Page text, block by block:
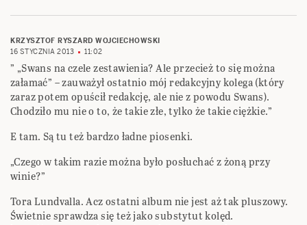
KRZYSZTOF RYSZARD WOJCIECHOWSKI
16 STYCZNIA 2013
11:02
” „Swans na czele zestawienia? Ale przecież to się można
załamać” – zauważył ostatnio mój redakcyjny kolega (który
zaraz potem opuścił redakcję, ale nie z powodu Swans).
Chodziło mu nie o to, że takie złe, tylko że takie ciężkie.”
E tam. Są tu też bardzo ładne piosenki.
„Czego w takim razie można było posłuchać z żoną przy
winie?”
Tora Lundvalla. Acz ostatni album nie jest aż tak pluszowy.
Świetnie sprawdza się też jako substytut kolęd.